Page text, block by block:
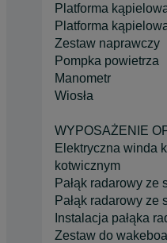
Platforma
Platforma
Zestaw naprawczy
Pompka powietrza
Manometr
Wiosła
WYPOSAŻENIE
Elektryczna winda
kotwicznym
Pałąk radarowy
Pałąk radarowy
Instalacja pałąka
Zestaw do